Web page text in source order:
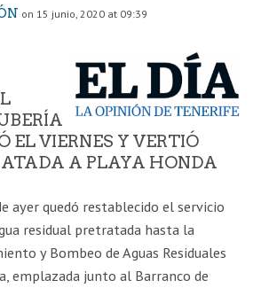
on 15 junio, 2020 at 09:39
EL VIERNES Y VERTIÓ
A PLAYA HONDA
ayer quedó restablecido el servicio
residual pretratada hasta la
y Bombeo de Aguas Residuales
emplazada junto al Barranco de